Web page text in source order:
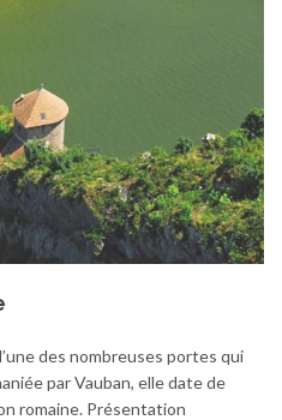
des nombreuses portes qui
par Vauban, elle date de
romaine. Présentation